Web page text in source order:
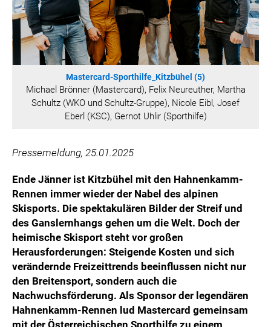
MEDIA
LOGOS
COCA COLA
PRESSEKONTAKT
Mastercard-Sporthilfe_Kitzbühel (5)
Michael Brönner (Mastercard), Felix Neureuther, Martha
Schultz (WKO und Schultz-Gruppe), Nicole Eibl, Josef
Eberl (KSC), Gernot Uhlir (Sporthilfe)
Pressemeldung, 25.01.2025
Ende Jänner ist Kitzbühel mit den Hahnenkamm-
Rennen immer wieder der Nabel des alpinen
Skisports. Die spektakulären Bilder der Streif und
des Ganslernhangs gehen um die Welt. Doch der
heimische Skisport steht vor großen
Herausforderungen: Steigende Kosten und sich
verändernde Freizeittrends beeinflussen nicht nur
den Breitensport, sondern auch die
Nachwuchsförderung. Als Sponsor der legendären
Hahnenkamm-Rennen lud Mastercard gemeinsam
mit der Österreichischen Sporthilfe zu einem